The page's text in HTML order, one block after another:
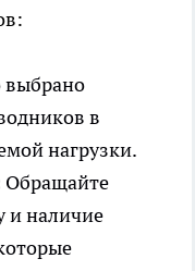
выбрано
в
нагрузки.
Обращайте
и наличие